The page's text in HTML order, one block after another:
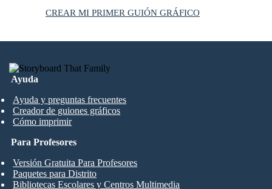
CREAR MI PRIMER GUIÓN GRÁFICO
Ayuda
Ayuda y preguntas frecuentes
Creador de guiones gráficos
Cómo imprimir
Para Profesores
Versión Gratuita Para Profesores
Paquetes para Distrito
Bibliotecas Escolares y Centros Multimedia